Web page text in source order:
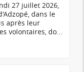
27 juillet 2026,
dans le
après leur
volontaires, do...